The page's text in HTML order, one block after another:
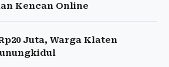
Kencan Online
Juta, Warga Klaten